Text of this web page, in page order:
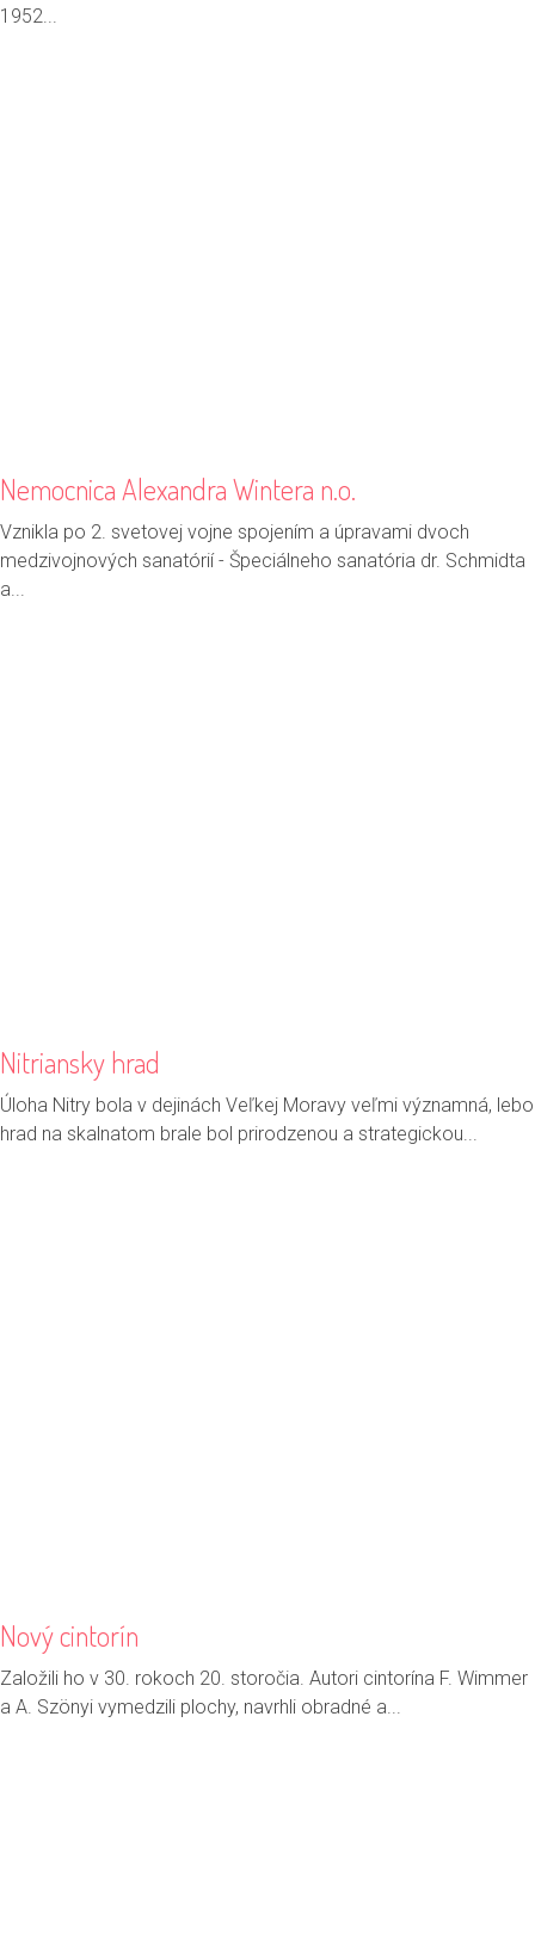
1952...
Nemocnica Alexandra Wintera n.o.
Vznikla po 2. svetovej vojne spojením a úpravami dvoch
medzivojnových sanatórií - Špeciálneho sanatória dr. Schmidta
a...
Nitriansky hrad
Úloha Nitry bola v dejinách Veľkej Moravy veľmi významná, lebo
hrad na skalnatom brale bol prirodzenou a strategickou...
Nový cintorín
Založili ho v 30. rokoch 20. storočia. Autori cintorína F. Wimmer
a A. Szönyi vymedzili plochy, navrhli obradné a...